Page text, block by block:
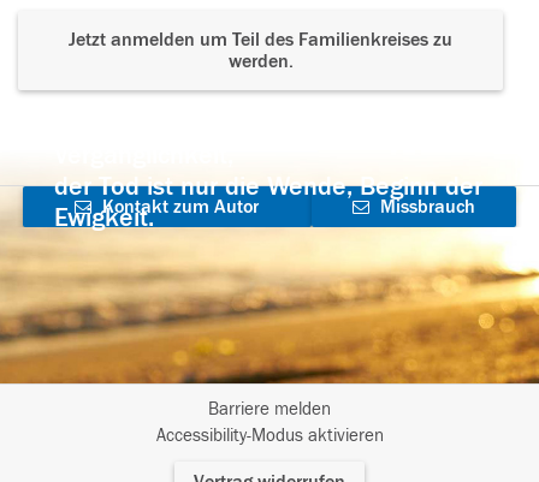
Jetzt anmelden um Teil des Familienkreises zu
werden.
der Tod ist nur die Wende, Beginn der
Ewigkeit.
Kontakt zum Autor
aufnehmen
Missbrauch
Barriere melden
Accessibility-Modus aktivieren